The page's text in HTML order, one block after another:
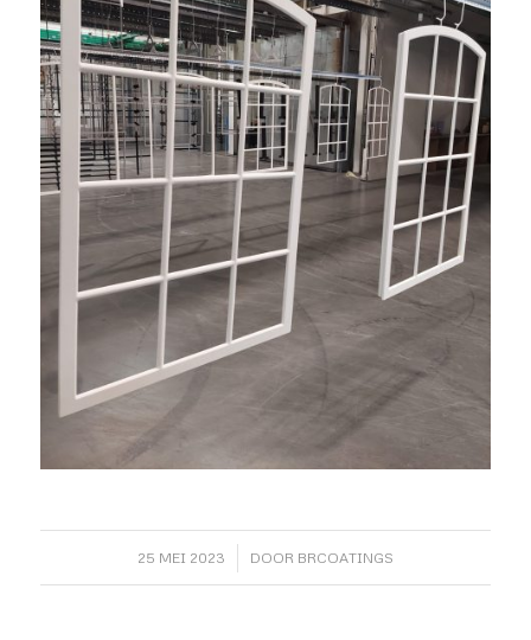
25 MEI 2023
/ DOOR BRCOATINGS